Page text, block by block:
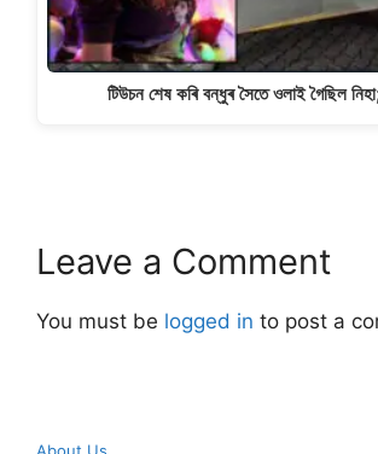
টিউচন শেষ কৰি বন্ধুৰ সৈতে ওলাই গৈছিল
Leave a Comment
You must be logged in to post a